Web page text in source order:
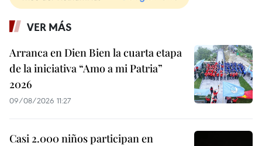
VER MÁS
Arranca en Dien Bien la cuarta etapa
de la iniciativa “Amo a mi Patria”
2026
09/08/2026 11:27
Casi 2.000 niños participan en